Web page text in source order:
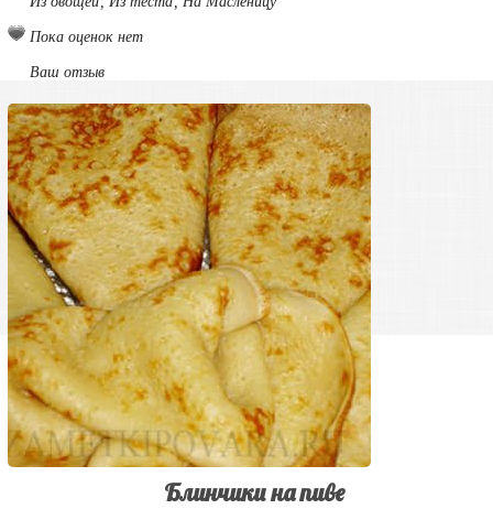
Пока оценок нет
Ваш отзыв
Блинчики на пиве